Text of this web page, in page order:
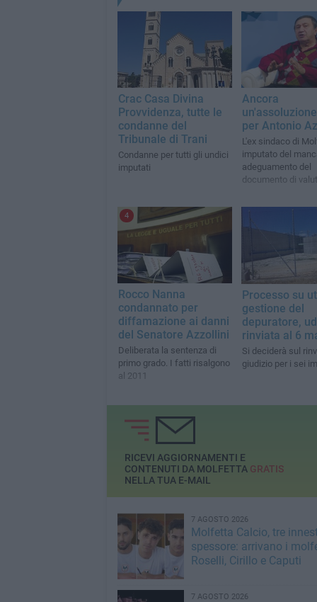
Crac Casa Divina
Provvidenza, tutte le
condanne del
Tribunale di Trani
Condanne per tutti gli undici
imputati
Ancora
per Antonio
L'ex sindaco di
imputato del
adeguamento del
documento di
4
Rocco Nanna
condannato per
diffamazione ai danni
del Senatore Azzollini
Deliberata la sentenza di
primo grado. I fatti risalgono
al 2011
Processo su
gestione del
depuratore,
rinviata al 6
Si deciderà sul
giudizio per i sei
RICEVI AGGIORNAMENTI E
CONTENUTI DA MOLFETTA GRATIS
NELLA TUA E-MAIL
7 AGOSTO 2026
Molfetta Calcio, tre
spessore: arrivano i
Roselli, Cirillo e Caputi
7 AGOSTO 2026